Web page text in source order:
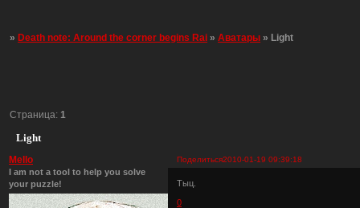
»Death note: Around the corner begins Rai »Аватары » Light
Light
Страница: 1
Поделиться2010-01-19 09:39:18
Mello
I am not a tool to help you solve
your puzzle!
Тыц.
0